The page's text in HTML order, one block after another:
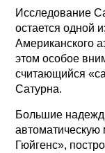
Исследование
остается одной
Американского
этом особое
считающийся
Сатурна.
Большие
Гюйгенс»,